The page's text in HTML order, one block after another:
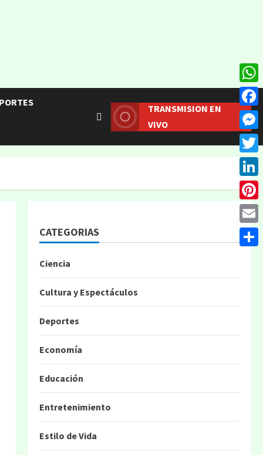
TRANSMISION EN
VIVO
CATEGORIAS
Ciencia
Cultura y Espectáculos
Deportes
Economía
Educación
Entretenimiento
Estilo de Vida
Email